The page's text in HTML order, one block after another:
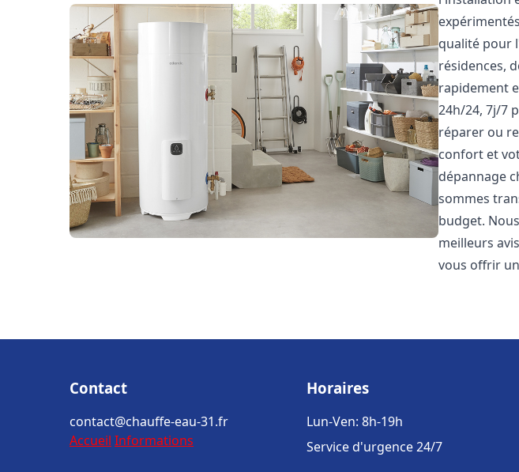
qualité pour
résidences,
rapidement
24h/24, 7j/7
réparer ou
confort et
dépannage
sommes
budget.
meilleurs
vous offrir
Contact
contact@chauffe-eau-31.fr
Accueil Informations
Horaires
Lun-Ven: 8h-19h
Service d'urgence 24/7